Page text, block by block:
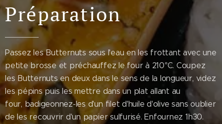
Préparation
Passez les Butternuts sous l'eau en les frottant avec une
petite brosse et préchauffez le four à 210°C. Coupez
les Butternuts en deux dans le sens de la longueur, videz
les pépins puis les mettre dans un plat allant au
four, badigeonnez-les d'un filet d'huile d'olive sans oublier
de les recouvrir d'un papier sulfurisé. Enfournez 1h30.